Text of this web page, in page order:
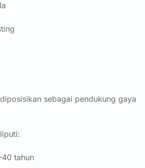
sebagai pendukung gaya
tahun